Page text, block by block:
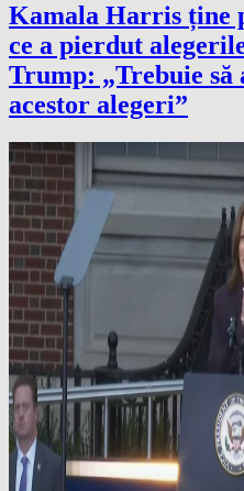
Kamala Harris ține
ce a pierdut
Trump: „Trebuie
acestor alegeri”